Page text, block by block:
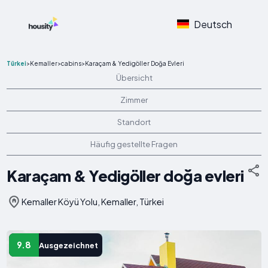
Deutsch
Türkei>Kemaller>cabins>Karaçam & Yedigöller Doğa Evleri
Übersicht
Zimmer
Standort
Häufig gestellte Fragen
Karaçam & Yedigöller doğa evleri
Kemaller Köyü Yolu, Kemaller, Türkei
9.8 Ausgezeichnet